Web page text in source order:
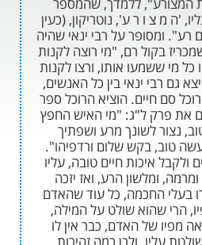
(כעין
רבי ינאי שהיה
"מי רוצה לקנות
ורצו לקנות
בין כל האנשים,
הרוכל ספר
"מי האיש החפץ
מרע ושפתיך
ורדפיהו".
טובה, עליו
הרע, ואז יזכה
כל עוד שהאדם
על המילה,
כבר אין לו
כמה זהירות